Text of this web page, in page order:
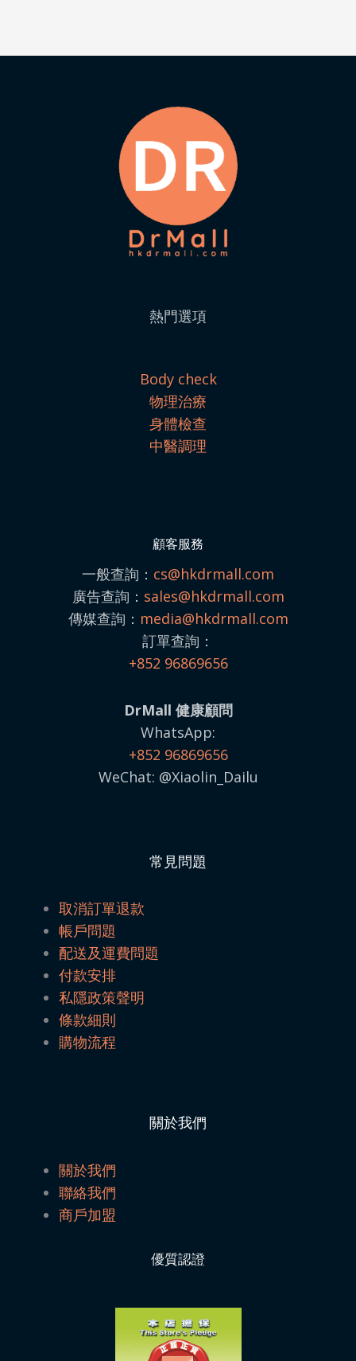
熱門選項
Body check
物理治療
身體檢查
中醫調理
顧客服務
一般查詢： cs@hkdrmall.com
廣告查詢： sales@hkdrmall.com
傳媒查詢： media@hkdrmall.com
訂單查詢：
+852 96869656
DrMall 健康顧問
WhatsApp:
+852 96869656
WeChat: @Xiaolin_Dailu
常見問題
取消訂單退款
帳戶問題
配送及運費問題
付款安排
私隱政策聲明
條款細則
購物流程
關於我們
關於我們
聯絡我們
商戶加盟
優質認證